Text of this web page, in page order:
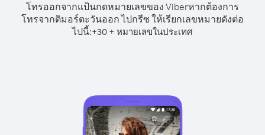
โทรออกจากแป้นกดหมายเลขของ Viberหากต้องการ
โทรจากติมอร์ตะวันออก ไปกรีซ ให้เรียกเลขหมายดังต่อ
ไปนี้:+30 + หมายเลขในประเทศ